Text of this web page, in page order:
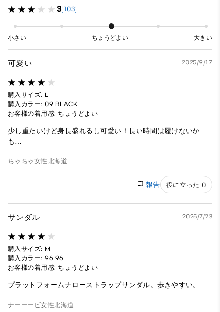
3(103)
小さい ちょうどよい 大きい
可愛い 2025/9/17
購入サイズ: L
購入カラー: 09 BLACK
お客様の着用感: ちょうどよい
少し重たいけど身長盛れるし可愛い！長い時間は履けないか
も…
ちゃちゃ女性北海道
報告 役に立った 0
サンダル 2025/7/23
購入サイズ: M
購入カラー: 96 96
お客様の着用感: ちょうどよい
プラットフォームナローストラップサンダル。歩きやすい。
ナーーービ女性北海道